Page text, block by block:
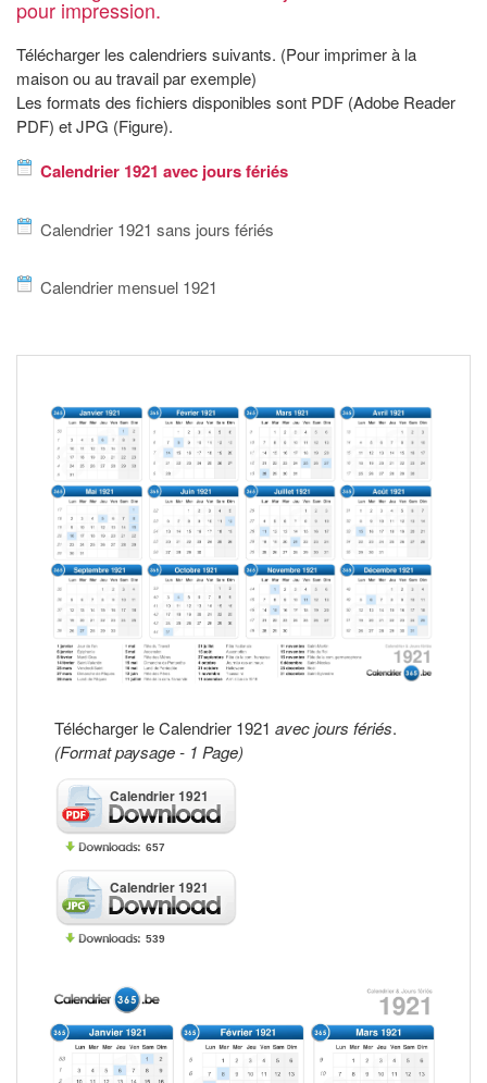
pour impression.
Télécharger les calendriers suivants. (Pour imprimer à la
maison ou au travail par exemple)
Les formats des fichiers disponibles sont PDF (Adobe Reader
PDF) et JPG (Figure).
Calendrier 1921 avec jours fériés
Calendrier 1921 sans jours fériés
Calendrier mensuel 1921
Télécharger le Calendrier 1921avec jours fériés.
(Format paysage - 1 Page)
Calendrier 1921
657
Calendrier 1921
539